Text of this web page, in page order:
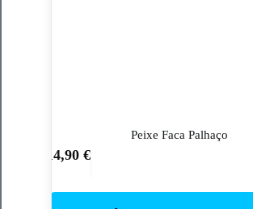
Peixe Faca Palhaço
14,90 €